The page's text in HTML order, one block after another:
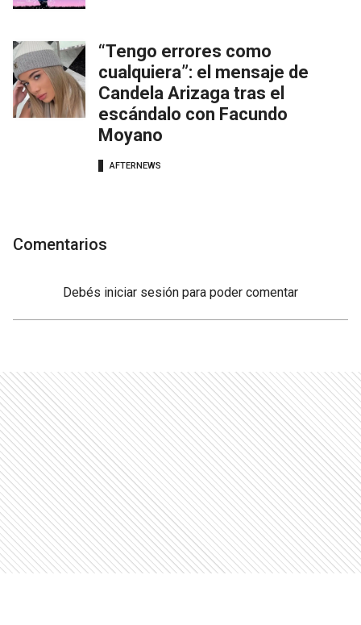
“Tengo errores como
cualquiera”: el mensaje de
Candela Arizaga tras el
escándalo con Facundo
Moyano
AFTERNEWS
Comentarios
Debés iniciar sesión para poder comentar